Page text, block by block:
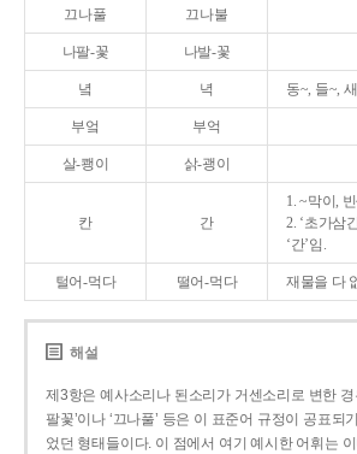
끄나풀 끄나불
나팔-꽃 나발-꽃
녘 녁 동~, 들~,
부엌 부억
살-쾡이 삵-괭이
칸 간
1. ~막이,
2. ‘초가삼
‘간’임.
털어-먹다 떨어-먹다 재물을 다
해설
제3항은 예사소리나 된소리가 거센소리로 변한 경
팔꽃’이나 ‘끄나풀’ 등은 이 표준어 규정이 공표되
었던 형태들이다. 이 점에서 여기 예시한 어휘는